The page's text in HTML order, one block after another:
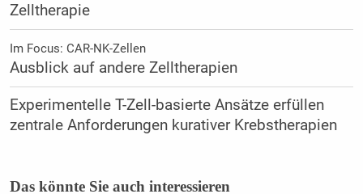
Zelltherapie
Im Focus: CAR-NK-Zellen
Ausblick auf andere Zelltherapien
Experimentelle T-Zell-basierte Ansätze erfüllen
zentrale Anforderungen kurativer Krebstherapien
Das könnte Sie auch interessieren